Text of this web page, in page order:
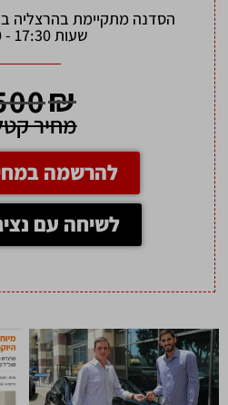
שעות 17:30 - 21:00.
₪
מחיר
להרשמה
לשיחה עם